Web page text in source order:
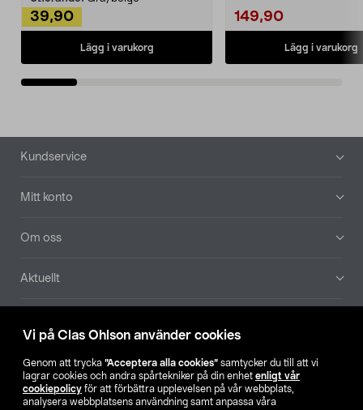
Vi på Clas Ohlson använder cookies
Genom att trycka ”Acceptera alla cookies” samtycker du till att vi
lagrar cookies och andra spårtekniker på din enhet enligt vår
cookiepolicy för att förbättra upplevelsen på vår webbplats,
analysera webbplatsens användning samt anpassa våra
39,90
Lägg i varukorg
149,90
Lägg i varukorg
Sidfot
Kundservice
Mitt konto
Om oss
Aktuellt
Hitta butik
SE NO FI